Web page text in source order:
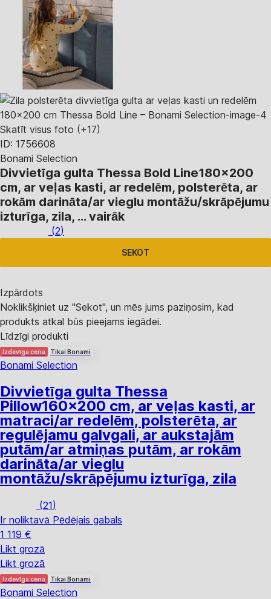
Skatīt visus foto (+17)
ID: 1756608
Bonami Selection
Divvietīga gulta Thessa Bold Line180x200
cm, ar veļas kasti, ar redelēm, polsterēta, ar
rokām darināta/ar vieglu montāžu/skrāpējumu
izturīga, zila, … vairāk
(2)
SEKOT
Izpārdots
Noklikšķiniet uz "Sekot", un mēs jums paziņosim, kad
produkts atkal būs pieejams iegādei.
Līdzīgi produkti
Izdevīga cena Tikai Bonami
Bonami Selection
Divvietīga gulta Thessa
Pillow160x200 cm, ar veļas kasti, ar
matraci/ar redelēm, polsterēta, ar
regulējamu galvgali, ar aukstajām
putām/ar atmiņas putām, ar rokām
darināta/ar vieglu
montāžu/skrāpējumu izturīga, zila
(21)
Ir noliktavā Pēdējais gabals
1 119 €
Likt grozā
Likt grozā
Izdevīga cena Tikai Bonami
Bonami Selection